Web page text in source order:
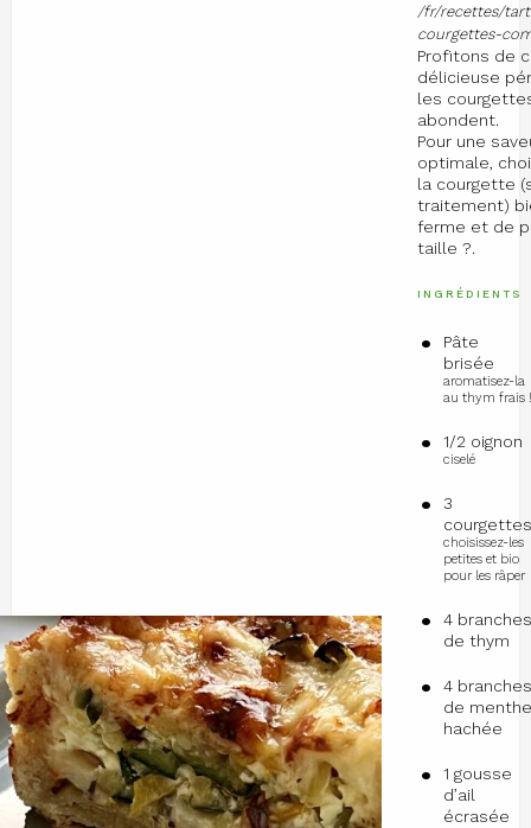
/fr/recettes/
courgettes-
Profitons de
délicieuse
les
abondent.
Pour une
optimale,
la courgette
traitement)
ferme et de
taille ?.
INGRÉDIENTS
Pâte
brisée
aromatisez-la
au thym frais
1/2 oignon
ciselé
3
choisissez-les
petites et bio
pour les râper
4
de thym
4
de
hachée
1 gousse
d’ail
écrasée